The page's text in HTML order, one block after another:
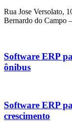
Rua Jose Versolato,
Bernardo do Campo
Software ERP
ônibus
Software ERP
crescimento